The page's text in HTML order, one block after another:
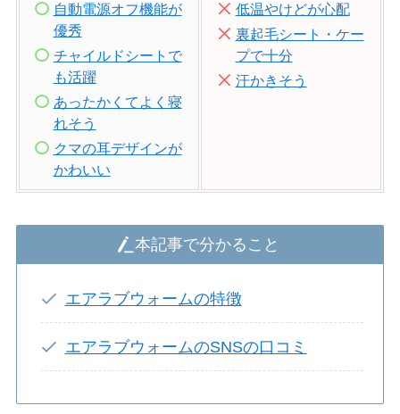
自動電源オフ機能が
優秀
チャイルドシートで
も活躍
あったかくてよく寝
れそう
クマの耳デザインが
かわいい
低温やけどが心配
裏起毛シート・ケー
プで十分
汗かきそう
本記事で分かること
エアラブウォームの特徴
エアラブウォームのSNSの口コミ